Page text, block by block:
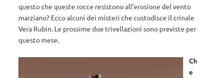
questo che queste rocce resistono all’erosione del vento
marziano? Ecco alcuni dei misteri che custodisce il crinale
Vera Rubin. Le prossime due trivellazioni sono previste per
questo mese.
Ch
e